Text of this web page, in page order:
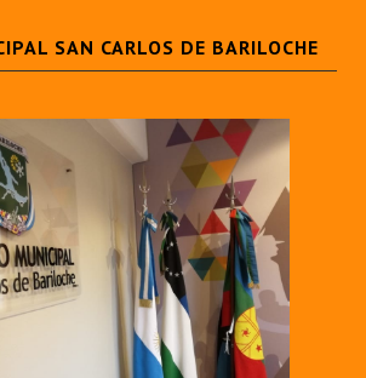
SAN CARLOS DE BARILOCHE